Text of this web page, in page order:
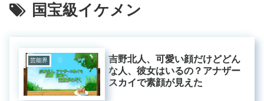
国宝級イケメン
芸能界
吉野北人、可愛い顔だけどどん
な人、彼女はいるの？アナザー
スカイで素顔が見えた